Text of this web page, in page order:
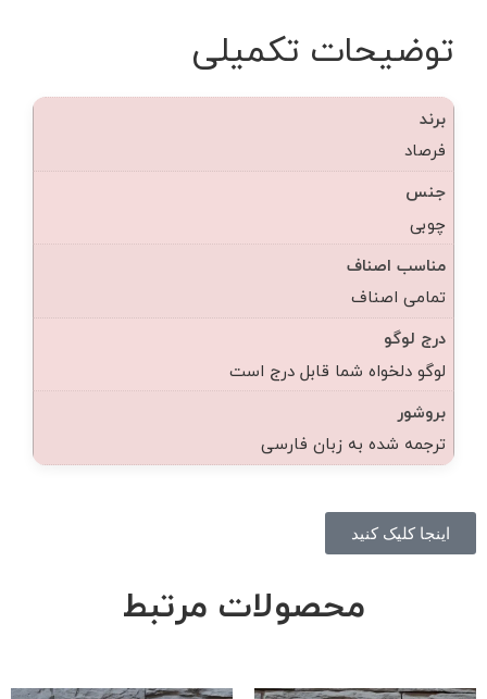
توضیحات تکمیلی
برند
فرصاد
جنس
چوبی
مناسب اصناف
تمامی اصناف
درج لوگو
لوگو دلخواه شما قابل درج است
بروشور
ترجمه شده به زبان فارسی
اینجا کلیک کنید
محصولات مرتبط